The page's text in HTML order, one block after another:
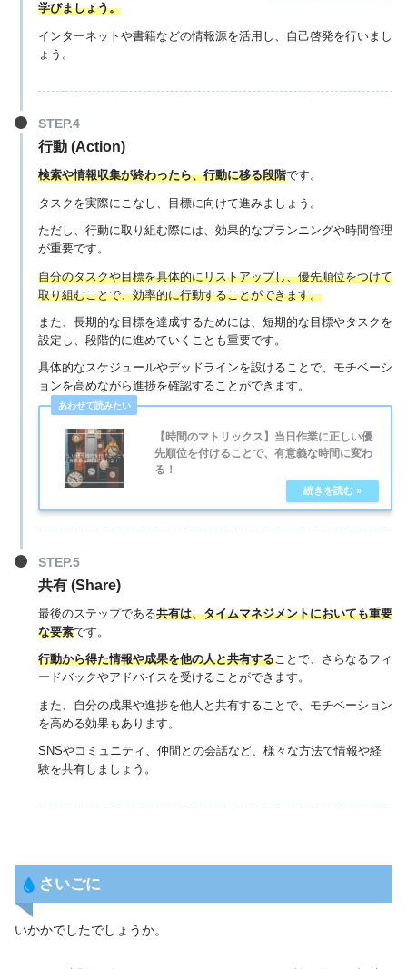
学びましょう。
インターネットや書籍などの情報源を活用し、自己啓発を行いまし
ょう。
行動 (Action)
検索や情報収集が終わったら、行動に移る段階です。
タスクを実際にこなし、目標に向けて進みましょう。
ただし、行動に取り組む際には、効果的なプランニングや時間管理
が重要です。
自分のタスクや目標を具体的にリストアップし、優先順位をつけて
取り組むことで、効率的に行動することができます。
また、長期的な目標を達成するためには、短期的な目標やタスクを
設定し、段階的に進めていくことも重要です。
具体的なスケジュールやデッドラインを設けることで、モチベーシ
ョンを高めながら進捗を確認することができます。
【時間のマトリックス】当日作業に正しい優
先順位を付けることで、有意義な時間に変わ
る！
共有 (Share)
最後のステップである共有は、タイムマネジメントにおいても重要
な要素です。
行動から得た情報や成果を他の人と共有することで、さらなるフィ
ードバックやアドバイスを受けることができます。
また、自分の成果や進捗を他人と共有することで、モチベーション
を高める効果もあります。
SNSやコミュニティ、仲間との会話など、様々な方法で情報や経
験を共有しましょう。
さいごに
いかかでしたでしょうか。